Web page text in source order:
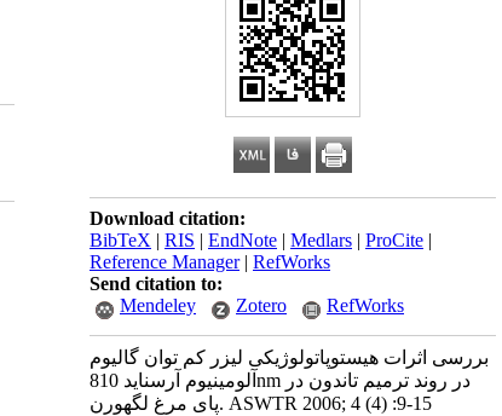
Download citation:
BibTeX | RIS | EndNote | Medlars | ProCite |
Reference Manager| RefWorks
Send citation to:
Mendeley
Zotero RefWorks
بررسی اثرات هیستوپاتولوژیکی لیزر کم توان گالیوم
آلومینیوم آرسناید 810nm در روند ترمیم تاندون در
پای مرغ لگهورن. ASWTR 2006; 4 (4) :9-15